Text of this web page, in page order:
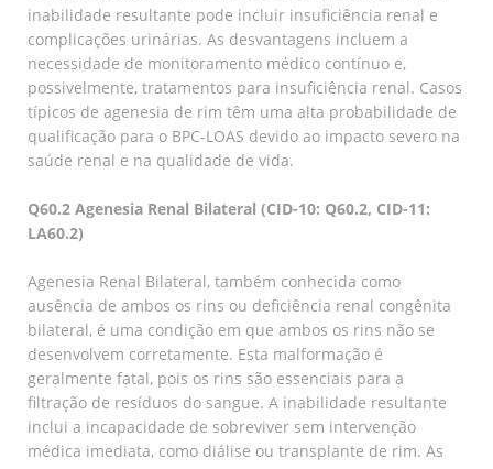
inabilidade resultante pode incluir insuficiência renal e
complicações urinárias. As desvantagens incluem a
necessidade de monitoramento médico contínuo e,
possivelmente, tratamentos para insuficiência renal. Casos
típicos de agenesia de rim têm uma alta probabilidade de
qualificação para o BPC-LOAS devido ao impacto severo na
saúde renal e na qualidade de vida.
Q60.2 Agenesia Renal Bilateral (CID-10: Q60.2, CID-11:
LA60.2)
Agenesia Renal Bilateral, também conhecida como
ausência de ambos os rins ou deficiência renal congênita
bilateral, é uma condição em que ambos os rins não se
desenvolvem corretamente. Esta malformação é
geralmente fatal, pois os rins são essenciais para a
filtração de resíduos do sangue. A inabilidade resultante
inclui a incapacidade de sobreviver sem intervenção
médica imediata, como diálise ou transplante de rim. As